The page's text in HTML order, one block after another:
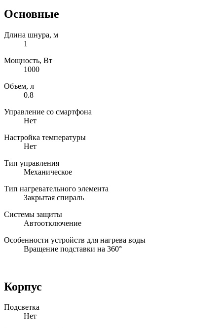
Основные
Длина шнура, м
1
Мощность, Вт
1000
Объем, л
0.8
Управление со смартфона
Нет
Настройка температуры
Нет
Тип управления
Механическое
Тип нагревательного элемента
Закрытая спираль
Системы защиты
Автоотключение
Особенности устройств для нагрева воды
Вращение подставки на 360°
Корпус
Подсветка
Нет